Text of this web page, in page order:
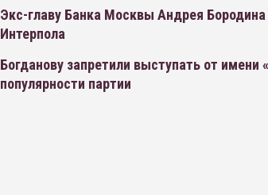
Экс-главу Банка Москвы Андрея
Интерпола
Богданову запретили выступать от имени
популярности партии